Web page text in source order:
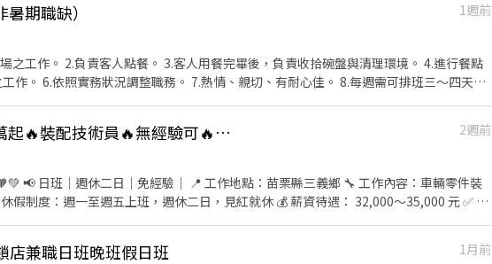
可以) Step 2｜資料確認 完成資料填寫，安排上線時間 Step 3｜安裝貨架 機車安裝配送
現場教學＋實際帶跑，新手也OK Step 5｜開始配送 配送範圍3公里內 → 完成配送任務
機車運送至指定地點 ✅ 須具備以下 ✔️ 自備機車 ✔️ 有效駕照＋強制險 ✔️ Android手機
截圖應徵職缺+姓名+電話】 報名ID: @346uatki 快速報名:https://lin.ee/rczPFWq 會有
期職缺）
1週前
之工作。 2.負責客人點餐。 3.客人用餐完畢後，負責收拾碗盤與清理環境。 4.進行餐點
作。 6.依照實務狀況調整職務。 7.熱情、親切、有耐心佳。 8.每週需可排班三～四天，
👍 【急徵/日班】‼️三義🔥3.5萬起🔥裝配技術員🔥無經驗可🔥週休二日
2週前
輛零件裝
假制度：週一至週五上班，週休二日，見紅就休 💰 薪資待遇： 32,000～35,000 元 ✅ 應
店兼職日班晚班假日班
1月前